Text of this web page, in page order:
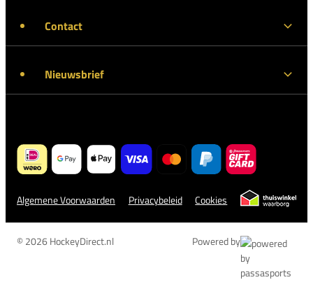
Contact
Nieuwsbrief
Algemene Voorwaarden Privacybeleid Cookies
© 2026 HockeyDirect.nl Powered by